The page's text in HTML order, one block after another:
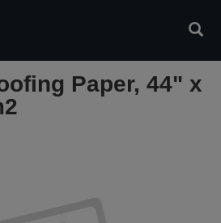
Paper, 44" x